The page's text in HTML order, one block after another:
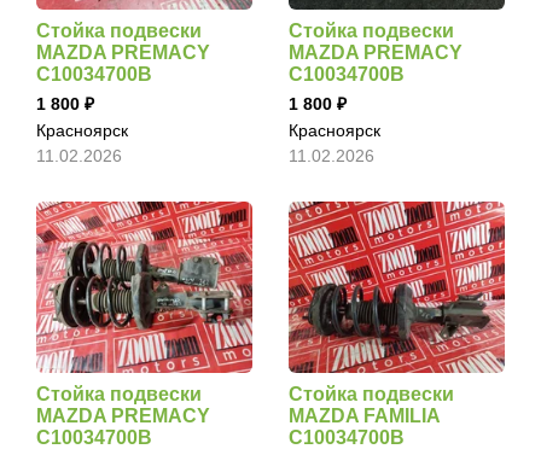
Стойка подвески
MAZDA PREMACY
C10034700B
1 800
Красноярск
11.02.2026
Стойка подвески
MAZDA PREMACY
C10034700B
1 800
Красноярск
11.02.2026
Стойка подвески
MAZDA PREMACY
C10034700B
Стойка подвески
MAZDA FAMILIA
C10034700B